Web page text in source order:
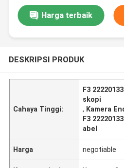
Harga terbaik
DESKRIPSI PRODUK
Cahaya Tinggi:
F3
skopi
, Kamera
F3
abel
Harga negotiable